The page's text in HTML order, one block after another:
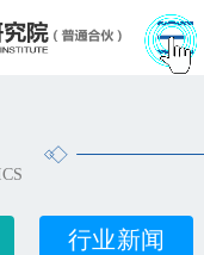
行业新闻